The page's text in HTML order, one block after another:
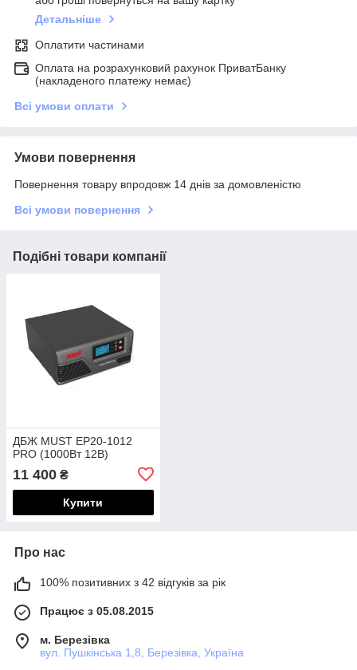
Детальніше
Оплатити частинами
Оплата на розрахунковий рахунок ПриватБанку
(накладеного платежу немає)
Всі умови оплати
Умови повернення
Повернення товару впродовж 14 днів за домовленістю
Всі умови повернення
Подібні товари компанії
ДБЖ MUST EP20-1012
PRO (1000Вт 12В)
11 400 ₴
Купити
Про нас
100% позитивних з 42 відгуків за рік
Працює з 05.08.2015
м. Березівка
вул. Пушкінська 1,8, Березівка, Україна